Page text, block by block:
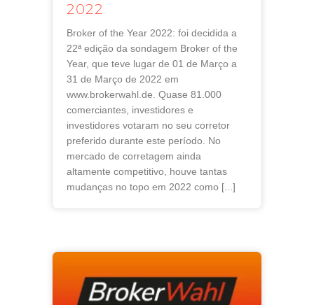
2022
Broker of the Year 2022: foi decidida a
22ª edição da sondagem Broker of the
Year, que teve lugar de 01 de Março a
31 de Março de 2022 em
www.brokerwahl.de. Quase 81.000
comerciantes, investidores e
investidores votaram no seu corretor
preferido durante este período. No
mercado de corretagem ainda
altamente competitivo, houve tantas
mudanças no topo em 2022 como [...]